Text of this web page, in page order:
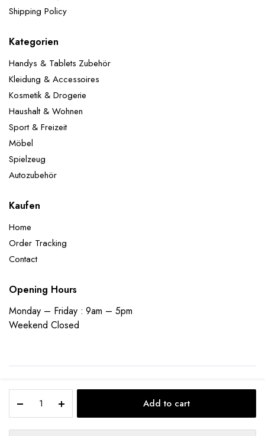
Partyzubehör
Micky
Mouse
Add to cart
Shipping Policy
Kategorien
Handys & Tablets Zubehör
Kleidung & Accessoires
Kosmetik & Drogerie
Haushalt & Wohnen
Sport & Freizeit
Möbel
Spielzeug
Autozubehör
Kaufen
Home
Order Tracking
Contact
Opening Hours
Monday – Friday : 9am – 5pm
Weekend Closed
Copyright 2023 © ecomladen | Designed and Developed by